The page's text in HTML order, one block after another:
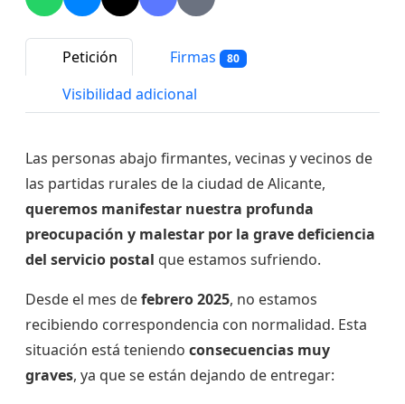
Petición Firmas 80
Visibilidad adicional
Las personas abajo firmantes, vecinas y vecinos de
las partidas rurales de la ciudad de Alicante,
queremos manifestar nuestra profunda
preocupación y malestar por la grave deficiencia
del servicio postal que estamos sufriendo.
Desde el mes defebrero 2025, no estamos
recibiendo correspondencia con normalidad. Esta
situación está teniendo consecuencias muy
graves, ya que se están dejando de entregar: